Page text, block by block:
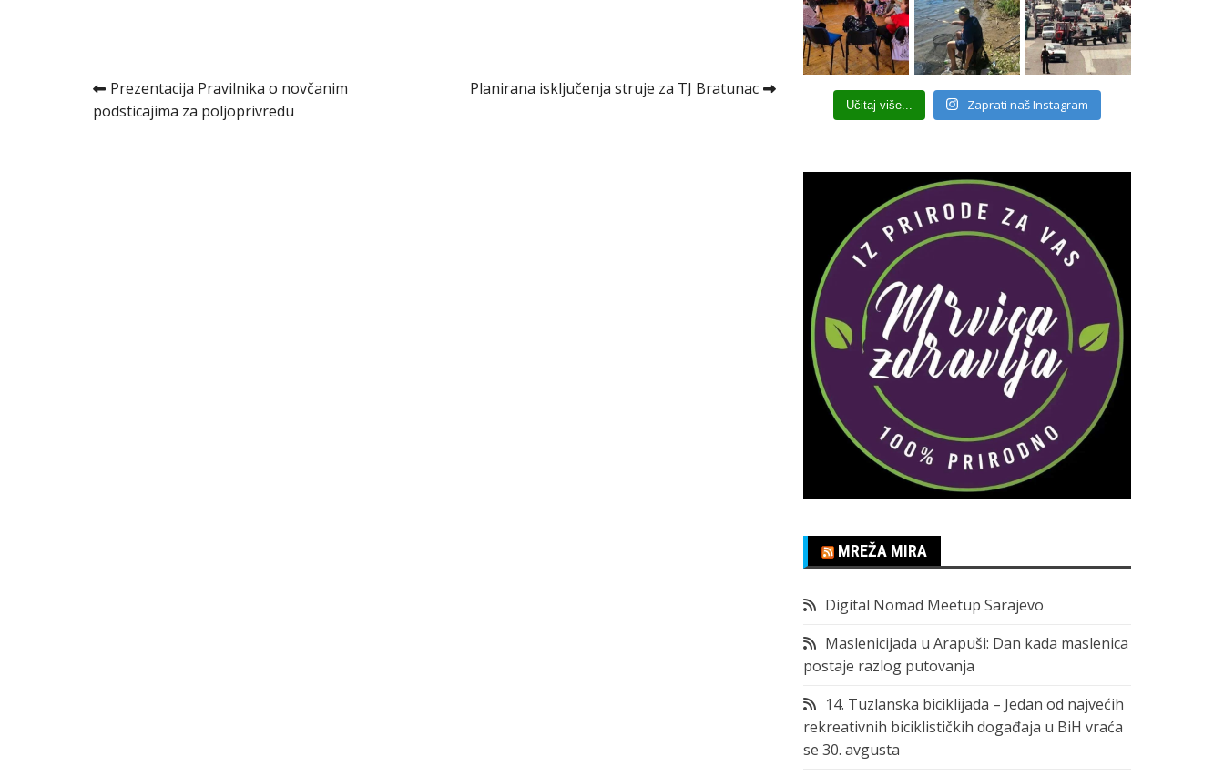
Kretanje
Prezentacija Pravilnika o novčanim
podsticajima za poljoprivredu
Planirana isključenja struje za TJ Bratunac
Učitaj više... Zaprati naš Instagram
MREŽA MIRA
Digital Nomad Meetup Sarajevo
Maslenicijada u Arapuši: Dan kada maslenica
postaje razlog putovanja
14. Tuzlanska biciklijada – Jedan od najvećih
rekreativnih biciklističkih događaja u BiH vraća
se 30. avgusta